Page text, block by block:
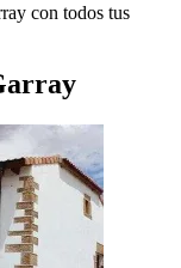
con todos tus